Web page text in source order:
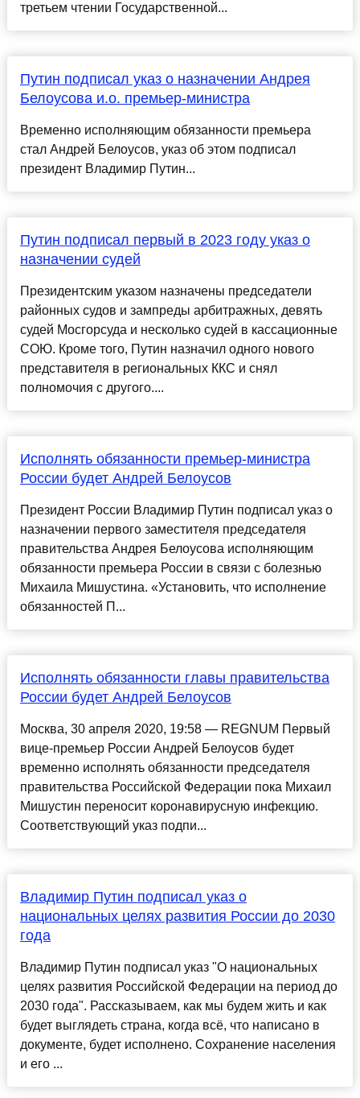
третьем чтении Государственной...
Путин подписал указ о назначении Андрея
Белоусова и.о. премьер-министра
Временно исполняющим обязанности премьера
стал Андрей Белоусов, указ об этом подписал
президент Владимир Путин...
Путин подписал первый в 2023 году указ о
назначении судей
Президентским указом назначены председатели
районных судов и зампреды арбитражных, девять
судей Мосгорсуда и несколько судей в кассационные
СОЮ. Кроме того, Путин назначил одного нового
представителя в региональных ККС и снял
полномочия с другого....
Исполнять обязанности премьер-министра
России будет Андрей Белоусов
Президент России Владимир Путин подписал указ о
назначении первого заместителя председателя
правительства Андрея Белоусова исполняющим
обязанности премьера России в связи с болезнью
Михаила Мишустина. «Установить, что исполнение
обязанностей П...
Исполнять обязанности главы правительства
России будет Андрей Белоусов
Москва, 30 апреля 2020, 19:58 — REGNUM Первый
вице-премьер России Андрей Белоусов будет
временно исполнять обязанности председателя
правительства Российской Федерации пока Михаил
Мишустин переносит коронавирусную инфекцию.
Соответствующий указ подпи...
Владимир Путин подписал указ о
национальных целях развития России до 2030
года
Владимир Путин подписал указ "О национальных
целях развития Российской Федерации на период до
2030 года". Рассказываем, как мы будем жить и как
будет выглядеть страна, когда всё, что написано в
документе, будет исполнено. Сохранение населения
и его ...